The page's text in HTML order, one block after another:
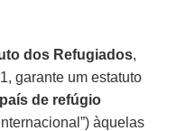
dos Refugiados,
garante um estatuto
de refúgio
àquelas